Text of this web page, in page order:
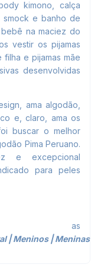
kimono, calça
smock e banho de
na maciez do
vestir os pijamas
filha e pijamas mãe
desenvolvidas
ama algodão,
e, claro, ama os
buscar o melhor
Pima Peruano.
e excepcional
para peles
as
|Meninos|Meninas